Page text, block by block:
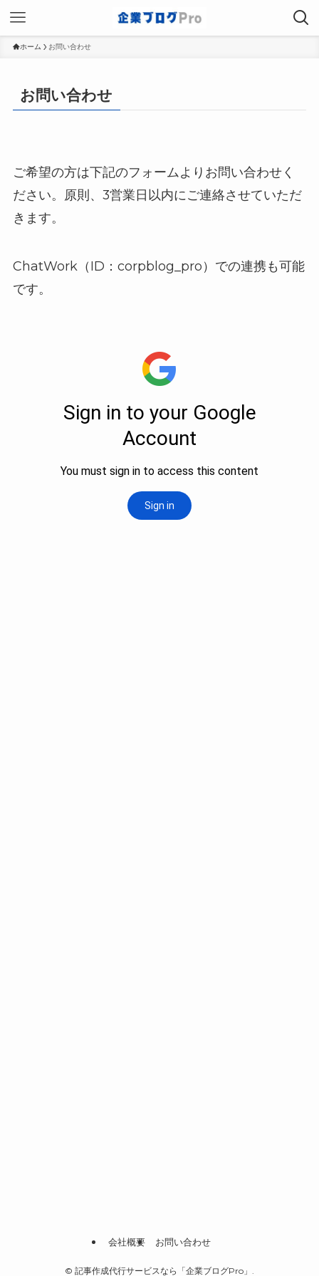
ホーム お問い合わせ
お問い合わせ
ご希望の方は下記のフォームよりお問い合わせく
ださい。原則、3営業日以内にご連絡させていただ
きます。
ChatWork（ID：corpblog_pro）での連携も可能
です。
会社概要 お問い合わせ
© 記事作成代行サービスなら「企業ブログPro」.